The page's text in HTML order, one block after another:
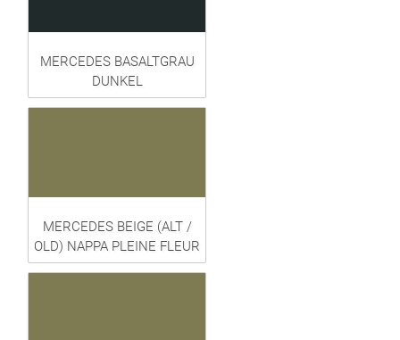
MERCEDES BASALTGRAU
DUNKEL
MERCEDES BEIGE (ALT /
OLD) NAPPA PLEINE FLEUR